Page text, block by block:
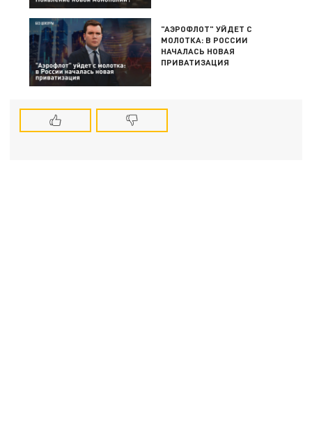
"АЭРОФЛОТ" УЙДЕТ С
МОЛОТКА: В РОССИИ
НАЧАЛАСЬ НОВАЯ
ПРИВАТИЗАЦИЯ